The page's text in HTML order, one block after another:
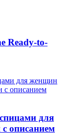
Ready-to-
для
описанием